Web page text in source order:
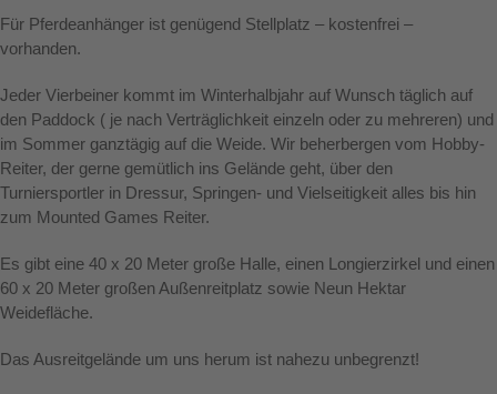
Für Pferdeanhänger ist genügend Stellplatz – kostenfrei –
vorhanden.
Jeder Vierbeiner kommt im Winterhalbjahr auf Wunsch täglich auf
den Paddock ( je nach Verträglichkeit einzeln oder zu mehreren) und
im Sommer ganztägig auf die Weide. Wir beherbergen vom Hobby-
Reiter, der gerne gemütlich ins Gelände geht, über den
Turniersportler in Dressur, Springen- und Vielseitigkeit alles bis hin
zum Mounted Games Reiter.
Es gibt eine 40 x 20 Meter große Halle, einen Longierzirkel und einen
60 x 20 Meter großen Außenreitplatz sowie Neun Hektar
Weidefläche.
Das Ausreitgelände um uns herum ist nahezu unbegrenzt!